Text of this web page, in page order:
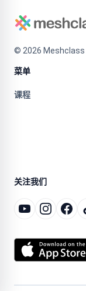
© 2026 Meshclass
菜单
课程
关注我们